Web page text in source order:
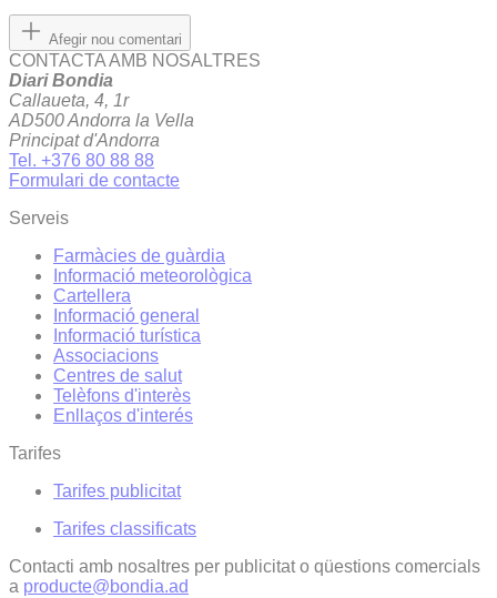
Afegir nou comentari
CONTACTA AMB NOSALTRES
Diari Bondia
Callaueta, 4, 1r
AD500 Andorra la Vella
Principat d'Andorra
Tel. +376 80 88 88
Formulari de contacte
Serveis
Farmàcies de guàrdia
Informació meteorològica
Cartellera
Informació general
Informació turística
Associacions
Centres de salut
Telèfons d'interès
Enllaços d'interés
Tarifes
Tarifes publicitat
Tarifes classificats
Contacti amb nosaltres per publicitat o qüestions comercials
a producte@bondia.ad